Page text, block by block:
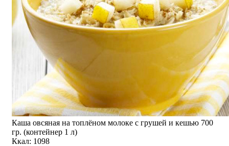
Каша овсяная на топлёном молоке с грушей и кешью 700
гр. (контейнер 1 л)
Ккал: 1098